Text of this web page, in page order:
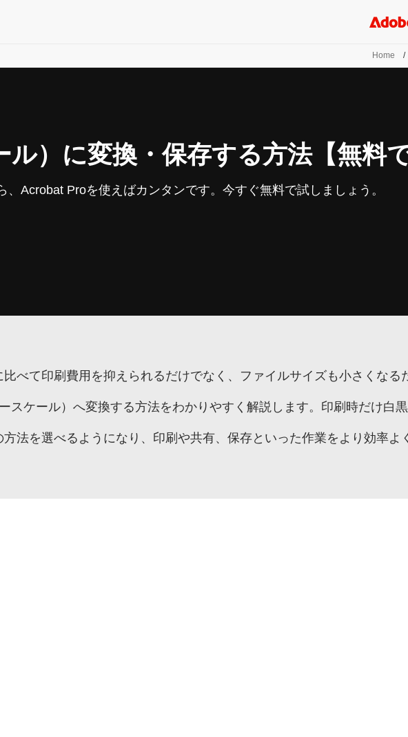
Home /
）に変換・保存する方法【無料
Acrobat Proを使えばカンタンです。今すぐ無料で試しましょう。
べて印刷費用を抑えられるだけでなく、ファイルサイズも小さくな
スケール）へ変換する方法をわかりやすく解説します。印刷時だけ
法を選べるようになり、印刷や共有、保存といった作業をより効率